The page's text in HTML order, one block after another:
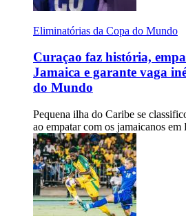
Eliminatórias da Copa do Mundo
Curaçao faz história,
Jamaica e garante vaga
do Mundo
Pequena ilha do Caribe se
ao empatar com os jamaicanos em